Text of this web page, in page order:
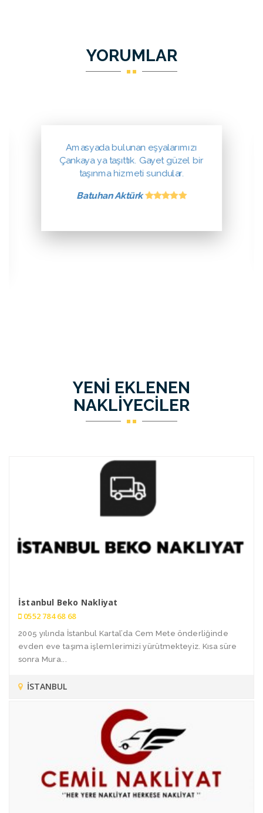
YORUMLAR
Amasyada bulunan eşyalarımızı
Çankaya ya taşıttık. Gayet güzel bir
taşınma hizmeti sundular.
Batuhan Aktürk
YENİ EKLENEN
NAKLİYECİLER
İstanbul Beko Nakliyat
0552 784 68 68
2005 yılında İstanbul Kartal’da Cem Mete önderliğinde
evden eve taşıma işlemlerimizi yürütmekteyiz. Kısa süre
sonra Mura...
İSTANBUL